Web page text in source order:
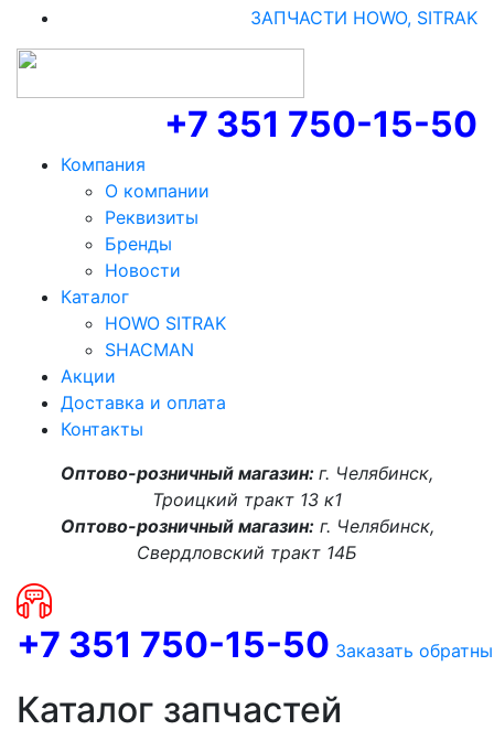
ЗАПЧАСТИ HOWO, SITRAK
+7 351 750-15-50
Компания
О компании
Реквизиты
Бренды
Новости
Каталог
HOWO SITRAK
SHACMAN
Акции
Доставка и оплата
Контакты
Оптово-розничный магазин: г. Челябинск,
Троицкий тракт 13 к1
Оптово-розничный магазин:г. Челябинск,
Свердловский тракт 14Б
+7 351 750-15-50 Заказать
Каталог запчастей